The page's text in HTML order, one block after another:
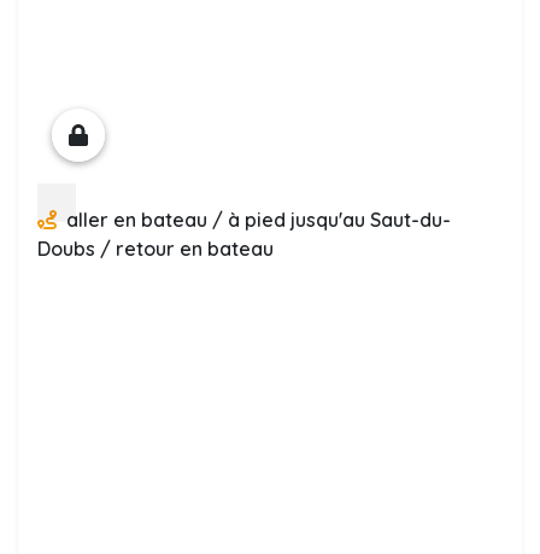
aller en bateau / à pied jusqu'au Saut-du-
Doubs / retour en bateau